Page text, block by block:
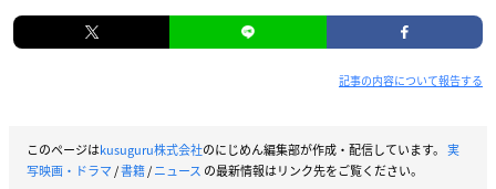
記事の内容について報告する
このページはkusuguru株式会社のにじめん編集部が作成・配信しています。 実
写映画・ドラマ/書籍/ニュース の最新情報はリンク先をご覧ください。